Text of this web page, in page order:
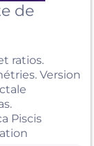
de
ratios.
Version
Piscis